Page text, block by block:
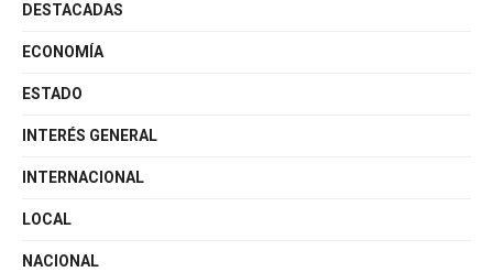
DESTACADAS
ECONOMÍA
ESTADO
INTERÉS GENERAL
INTERNACIONAL
LOCAL
NACIONAL